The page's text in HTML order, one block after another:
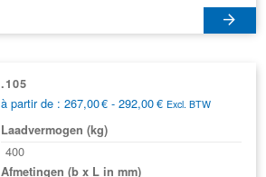
.105
à partir de : 267,00€ - 292,00€Prijsklasse:
Excl. BTW
Laadvermogen (kg)
400
Afmetingen (b x L in mm)